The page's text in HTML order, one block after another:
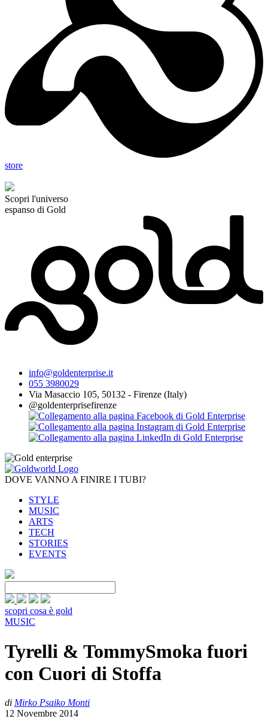
store
Scopri l'universo
espanso di Gold
info@goldenterprise.it
055 3980029
Via Masaccio 105, 50132 - Firenze (Italy)
@goldenterprisefirenze
DOVE VANNO A FINIRE I TUBI?
STYLE
MUSIC
ARTS
TECH
STORIES
EVENTS
scopri cosa è gold
MUSIC
Tyrelli & TommySmoka fuori
con Cuori di Stoffa
di Mirko Psaiko Monti
12 Novembre 2014